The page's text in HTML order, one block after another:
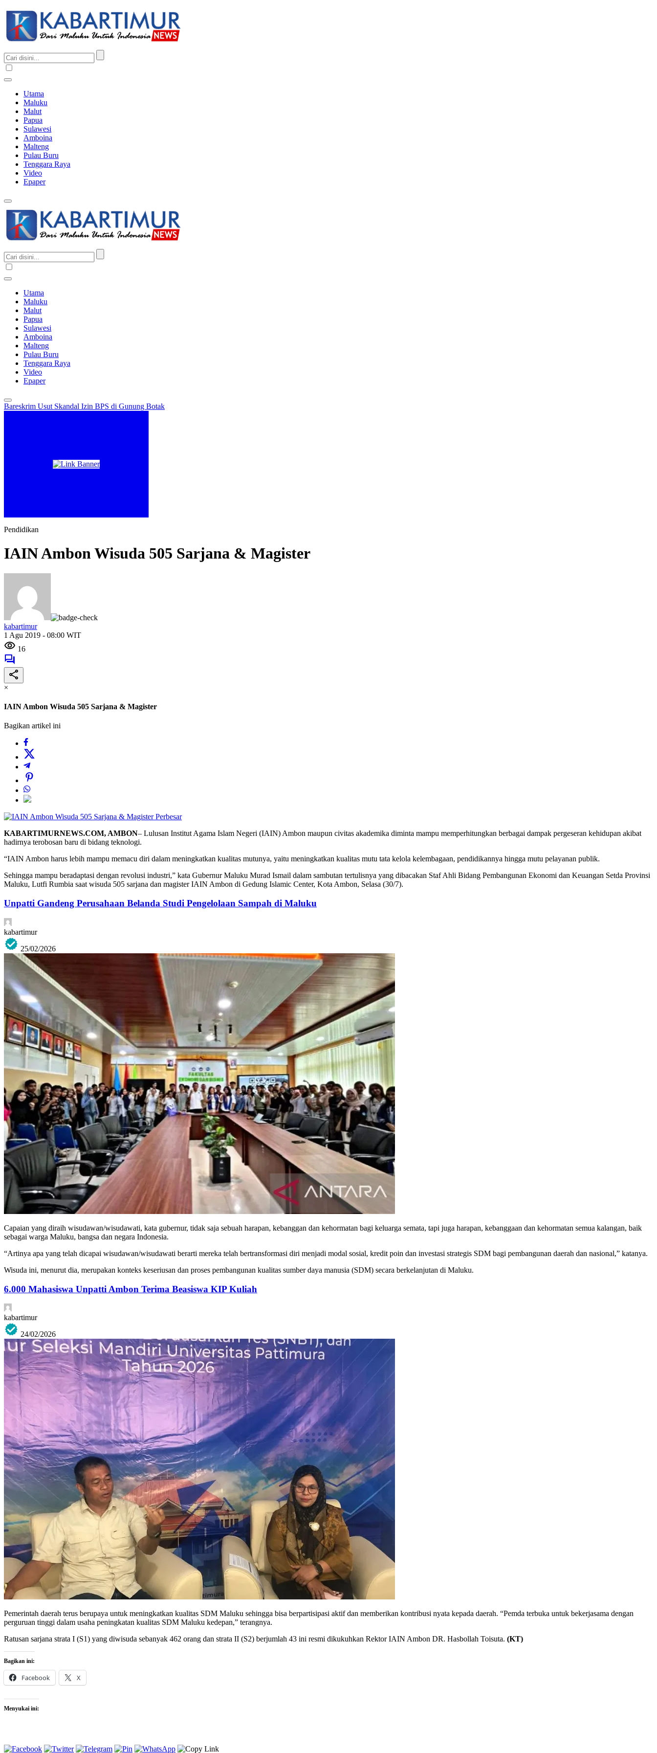
Utama
Maluku
Malut
Papua
Sulawesi
Amboina
Malteng
Pulau Buru
Tenggara Raya
Video
Epaper
Utama
Maluku
Malut
Papua
Sulawesi
Amboina
Malteng
Pulau Buru
Tenggara Raya
Video
Epaper
Bareskrim Usut Skandal Izin BPS di Gunung Botak
Pendidikan
IAIN Ambon Wisuda 505 Sarjana & Magister
kabartimur
1 Agu 2019 - 08:00 WIT
16
×
IAIN Ambon Wisuda 505 Sarjana & Magister
Bagikan artikel ini
Perbesar
KABARTIMURNEWS.COM, AMBON– Lulusan Institut Agama Islam Negeri (IAIN) Ambon maupun civitas akademika diminta mampu memperhitungkan berbagai dampak pergeseran kehidupan akibat
hadirnya terobosan baru di bidang teknologi.
“IAIN Ambon harus lebih mampu memacu diri dalam meningkatkan kualitas mutunya, yaitu meningkatkan kualitas mutu tata kelola kelembagaan, pendidikannya hingga mutu pelayanan publik.
Sehingga mampu beradaptasi dengan revolusi industri,” kata Gubernur Maluku Murad Ismail dalam sambutan tertulisnya yang dibacakan Staf Ahli Bidang Pembangunan Ekonomi dan Keuangan Setda Provinsi
Maluku, Lutfi Rumbia saat wisuda 505 sarjana dan magister IAIN Ambon di Gedung Islamic Center, Kota Ambon, Selasa (30/7).
Unpatti Gandeng Perusahaan Belanda Studi Pengelolaan Sampah di Maluku
kabartimur
25/02/2026
Capaian yang diraih wisudawan/wisudawati, kata gubernur, tidak saja sebuah harapan, kebanggan dan kehormatan bagi keluarga semata, tapi juga harapan, kebanggaan dan kehormatan semua kalangan, baik
sebagai warga Maluku, bangsa dan negara Indonesia.
“Artinya apa yang telah dicapai wisudawan/wisudawati berarti mereka telah bertransformasi diri menjadi modal sosial, kredit poin dan investasi strategis SDM bagi pembangunan daerah dan nasional,” katanya.
Wisuda ini, menurut dia, merupakan konteks keseriusan dan proses pembangunan kualitas sumber daya manusia (SDM) secara berkelanjutan di Maluku.
6.000 Mahasiswa Unpatti Ambon Terima Beasiswa KIP Kuliah
kabartimur
24/02/2026
Pemerintah daerah terus berupaya untuk meningkatkan kualitas SDM Maluku sehingga bisa berpartisipasi aktif dan memberikan kontribusi nyata kepada daerah. “Pemda terbuka untuk bekerjasama dengan
perguruan tinggi dalam usaha peningkatan kualitas SDM Maluku kedepan,” terangnya.
Ratusan sarjana strata I (S1) yang diwisuda sebanyak 462 orang dan strata II (S2) berjumlah 43 ini resmi dikukuhkan Rektor IAIN Ambon DR. Hasbollah Toisuta. (KT)
Bagikan ini:
Facebook X
Menyukai ini: